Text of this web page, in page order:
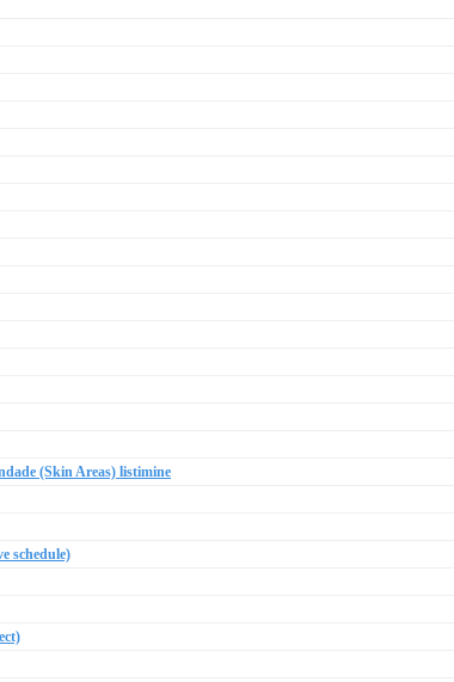
(Skin Areas) listimine
schedule)